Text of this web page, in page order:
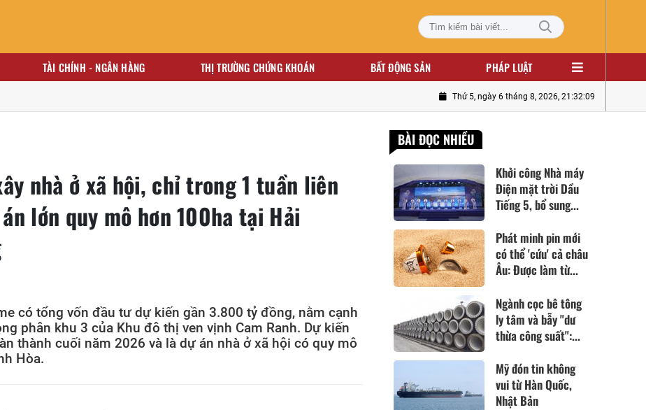
TÀI CHÍNH - NGÂN HÀNG THỊ TRƯỜNG CHỨNG KHOÁN BẤT ĐỘNG SẢN PHÁP LUẬT
Thứ 5, ngày 6 tháng 8, 2026, 21:32:11
nhà ở xã hội, chỉ trong 1 tuần liên
lớn quy mô hơn 100ha tại Hải
có tổng vốn đầu tư dự kiến gần 3.800 tỷ đồng, nằm cạnh
phân khu 3 của Khu đô thị ven vịnh Cam Ranh. Dự kiến
thành cuối năm 2026 và là dự án nhà ở xã hội có quy mô
Hòa.
BÀI ĐỌC NHIỀU
Khởi công Nhà máy
Điện mặt trời Dầu
Tiếng 5, bổ sung...
Phát minh pin mới
có thể 'cứu' cả châu
Âu: Được làm từ...
Ngành cọc bê tông
ly tâm và bẫy "dư
thừa công suất":...
Mỹ đón tin không
vui từ Hàn Quốc,
Nhật Bản